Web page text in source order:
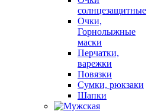
солнцезащитные
Очки,
Горнолыжные
маски
Перчатки,
варежки
Повязки
Сумки, рюкзаки
Шапки